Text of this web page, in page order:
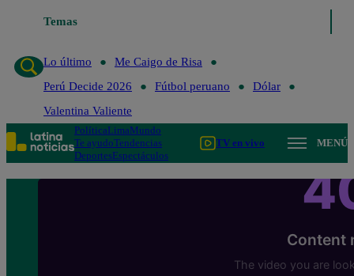
Temas
Lo último
Me Caigo de Risa
Perú Decide 2026
Fútbol peruano
Dólar
Valentina Valiente
PolíticaLimaMundo
Te ayudoTendencias
DeportesEspectáculos
TV en vivo MENÚ